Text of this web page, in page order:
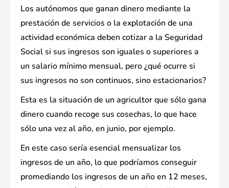
Los autónomos que ganan dinero mediante la
prestación de servicios o la explotación de una
actividad económica deben cotizar a la Seguridad
Social si sus ingresos son iguales o superiores a
un salario mínimo mensual, pero ¿qué ocurre si
sus ingresos no son continuos, sino estacionarios?
Esta es la situación de un agricultor que sólo gana
dinero cuando recoge sus cosechas, lo que hace
sólo una vez al año, en junio, por ejemplo.
En este caso sería esencial mensualizar los
ingresos de un año, lo que podríamos conseguir
promediando los ingresos de un año en 12 meses,